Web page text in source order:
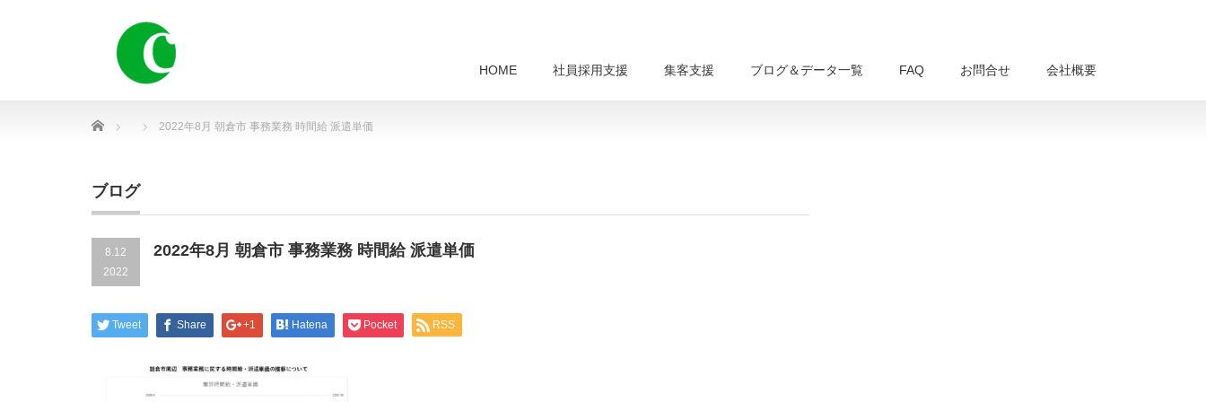
HOME 社員採用支援 集客支援 ブログ＆データ一覧 FAQ お問合せ 会社概要
Home 2022年8月 朝倉市 事務業務 時間給 派遣単価
ブログ
8.12
2022
2022年8月 朝倉市 事務業務 時間給 派遣単価
Tweet Share +1 Hatena Pocket RSS